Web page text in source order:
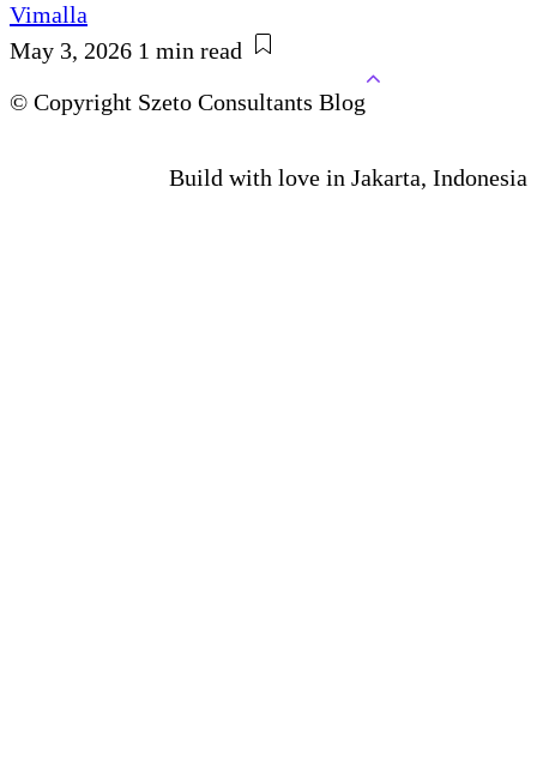
Vimalla
May 3, 2026 1 min read
© Copyright Szeto Consultants Blog
Build with love in Jakarta, Indonesia